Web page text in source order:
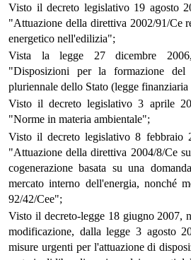
Visto il decreto legislativo 19 agosto
"Attuazione della direttiva 2002/91/Ce
energetico nell'edilizia";
Vista la legge 27 dicembre
"Disposizioni per la formazione del
pluriennale dello Stato (legge
Visto il decreto legislativo 3 aprile
"Norme in materia ambientale";
Visto il decreto legislativo 8 febbraio
"Attuazione della direttiva 2004/8/Ce
cogenerazione basata su una
mercato interno dell'energia, nonché
92/42/Cee";
Visto il decreto-legge 18 giugno 2007,
modificazione, dalla legge 3 agosto
misure urgenti per l'attuazione di